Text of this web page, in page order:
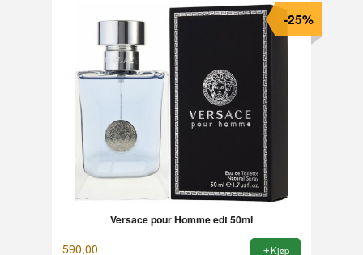
Versace pour Homme edt 50ml
590,00
-25%
Kjøp